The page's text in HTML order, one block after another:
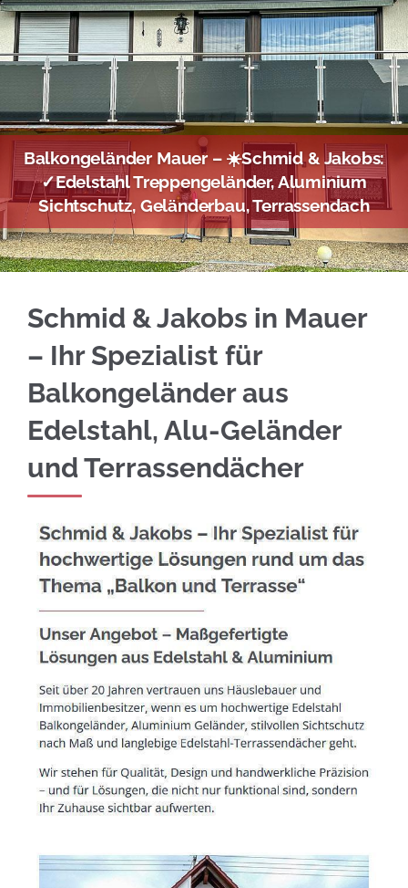
Balkongeländer Mauer – ☀️Schmid & Jakobs:
✓Edelstahl Treppengeländer, Aluminium
Sichtschutz, Geländerbau, Terrassendach
Schmid & Jakobs in Mauer
– Ihr Spezialist für
Balkongeländer aus
Edelstahl, Alu-Geländer
und Terrassendächer